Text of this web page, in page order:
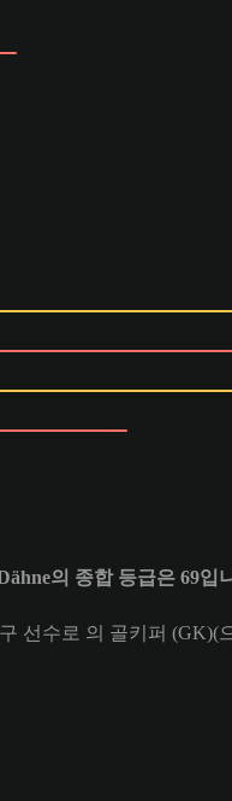
의 종합 등급은 69입
선수로 의 골키퍼